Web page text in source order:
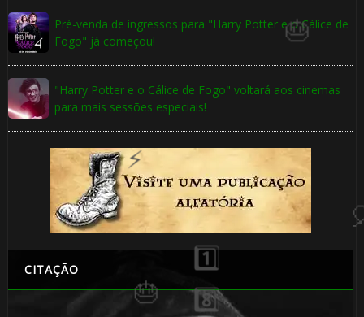
Pré-venda de ingressos para "Harry Potter e o Cálice de
Fogo" já começou!
"Harry Potter e o Cálice de Fogo" voltará aos cinemas
para mais sessões especiais!
CITAÇÃO
🎈